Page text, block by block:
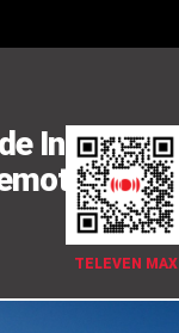
TELEVEN MAX
Internet a